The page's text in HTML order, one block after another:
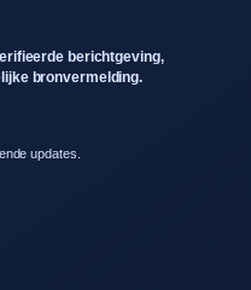
berichtgeving,
bronvermelding.
updates.